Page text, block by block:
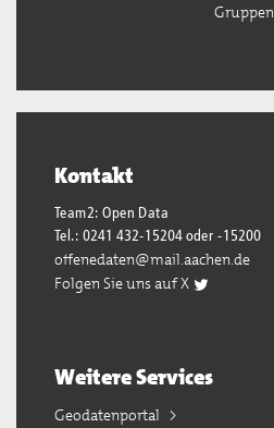
Gruppen
Kontakt
Team2: Open Data
Tel.: 0241 432-15204 oder -15200
offenedaten@mail.aachen.de
Folgen Sie uns auf X
Weitere Services
Geodatenportal